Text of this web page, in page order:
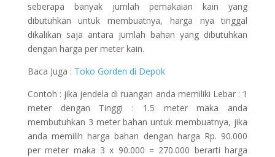
seberapa banyak jumlah pemakaian kain yang
dibutuhkan untuk membuatnya, harga nya tinggal
dikalikan saja antara jumlah bahan yang dibutuhkan
dengan harga per meter kain.
Baca Juga : Toko Gorden di Depok
Contoh : jika jendela di ruangan anda memiliki Lebar : 1
meter dengan Tinggi : 1.5 meter maka anda
membutuhkan 3 meter bahan untuk membuatnya, jika
anda memilih harga bahan dengan harga Rp. 90.000
per meter maka 3 x 90.000 = 270.000 berarti harga